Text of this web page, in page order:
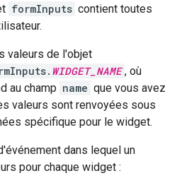
formInputs contient toutes
valeurs de l'objet
WIDGET_NAME , où
au champ name que vous avez
valeurs sont renvoyées sous
spécifique pour le widget.
dans lequel un
pour chaque widget :